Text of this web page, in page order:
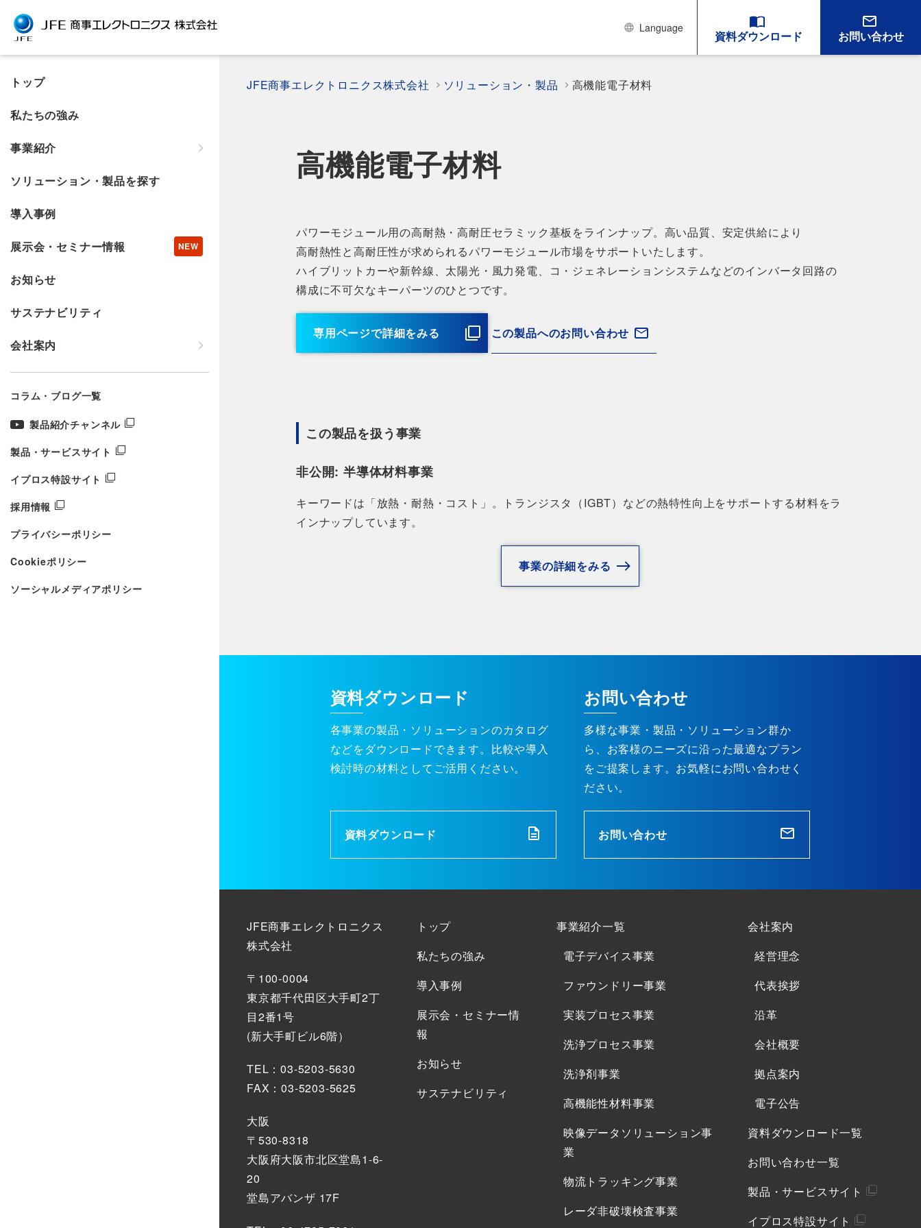
Language
資料ダウンロード お問い合わせ
トップ
私たちの強み
事業紹介
ソリューション・製品を探す
導入事例
展示会・セミナー情報
お知らせ
サステナビリティ
会社案内
コラム・ブログ一覧
製品紹介チャンネル
製品・サービスサイト
イプロス特設サイト
採用情報
プライバシーポリシー
Cookieポリシー
ソーシャルメディアポリシー
JFE商事エレクトロニクス株式会社 ソリューション・製品 高機能電子材料
高機能電子材料
パワーモジュール用の高耐熱・高耐圧セラミック基板をラインナップ。高い品質、安定供給により
高耐熱性と高耐圧性が求められるパワーモジュール市場をサポートいたします。
ハイブリットカーや新幹線、太陽光・風力発電、コ・ジェネレーションシステムなどのインバータ回路の
構成に不可欠なキーパーツのひとつです。
専用ページで詳細をみる この製品へのお問い合わせ
この製品を扱う事業
非公開: 半導体材料事業
キーワードは「放熱・耐熱・コスト」。トランジスタ（IGBT）などの熱特性向上をサポートする材料をラ
インナップしています。
事業の詳細をみる
資料ダウンロード
各事業の製品・ソリューションのカタログ
などをダウンロードできます。比較や導入
検討時の材料としてご活用ください。
資料ダウンロード
お問い合わせ
多様な事業・製品・ソリューション群か
ら、お客様のニーズに沿った最適なプラン
をご提案します。お気軽にお問い合わせく
ださい。
お問い合わせ
JFE商事エレクトロニクス
株式会社
〒100-0004
東京都千代田区大手町2丁
目2番1号
(新大手町ビル6階）
TEL：03-5203-5630
FAX：03-5203-5625
大阪
〒530-8318
大阪府大阪市北区堂島1-6-
20
堂島アバンザ 17F
トップ
私たちの強み
導入事例
展示会・セミナー情
報
お知らせ
サステナビリティ
事業紹介一覧
電子デバイス事業
ファウンドリー事業
実装プロセス事業
洗浄プロセス事業
洗浄剤事業
高機能性材料事業
映像データソリューション事
業
物流トラッキング事業
レーダ非破壊検査事業
会社案内
経営理念
代表挨拶
沿革
会社概要
拠点案内
電子公告
資料ダウンロード一覧
お問い合わせ一覧
製品・サービスサイト
イプロス特設サイト